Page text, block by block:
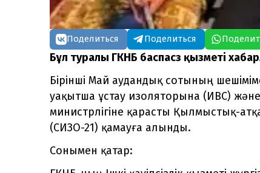
Поделиться Поделиться
Бұл туралы ГКНБ баспасөз қызметі
Бірінші Май аудандық сотының
уақытша ұстау изоляторына (ИВС)
министрлігіне қарасты Қылмыстық-
(СИЗО-21) қамауға алынды.
Сонымен қатар: